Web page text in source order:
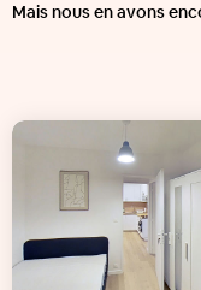
Mais nous en avons